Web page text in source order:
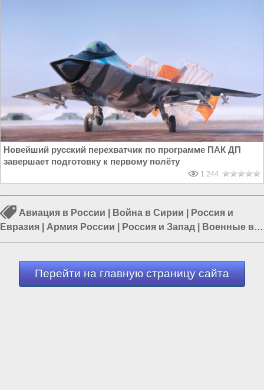
Новейший русский перехватчик по программе ПАК ДП
завершает подготовку к первому полёту
1 244
Авиация в России Война в Сирии
Россия и
Евразия
Армия России Россия и Запад
Военные в
Сирии|Россия и Сирия
Перейти на главную страницу сайта